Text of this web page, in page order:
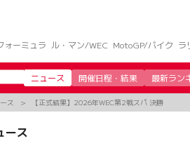
ォーミュラ ル・マン/WEC MotoGP/バイク ラ
ニュース 開催日程・結果 最新ラン
ス 【正式結果】2026年WEC第2戦スパ 決勝
ース